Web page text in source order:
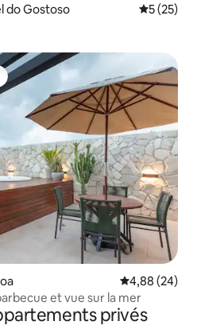
do Gostoso
5 (25)
Évaluation
4,88 (24)
et vue sur la mer
privés